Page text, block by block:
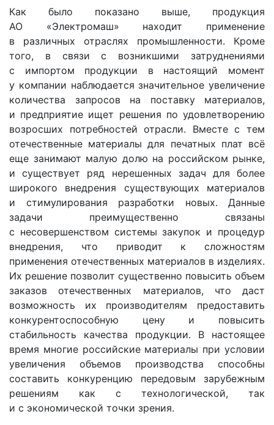
Как было показано выше, продукция
АО «Электромаш» находит применение
в различных отраслях промышленности. Кроме
того, в связи с возникшими затруднениями
с импортом продукции в настоящий момент
у компании наблюдается значительное увеличение
количества запросов на поставку материалов,
и предприятие ищет решения по удовлетворению
возросших потребностей отрасли. Вместе с тем
отечественные материалы для печатных плат всё
еще занимают малую долю на российском рынке,
и существует ряд нерешенных задач для более
широкого внедрения существующих материалов
и стимулирования разработки новых. Данные
задачи преимущественно связаны
с несовершенством системы закупок и процедур
внедрения, что приводит к сложностям
применения отечественных материалов в изделиях.
Их решение позволит существенно повысить объем
заказов отечественных материалов, что даст
возможность их производителям предоставить
конкурентоспособную цену и повысить
стабильность качества продукции. В настоящее
время многие российские материалы при условии
увеличения объемов производства способны
составить конкуренцию передовым зарубежным
решениям как с технологической, так
и с экономической точки зрения.